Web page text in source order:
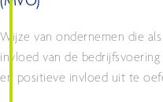
Wijze van ondernemen die
invloed van de
en positieve invloed uit te